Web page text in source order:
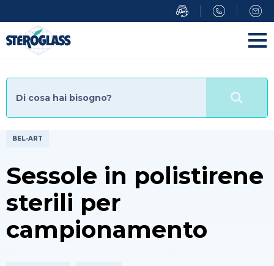
al
contenuto
principale
BEL-ART
Sessole in polistirene
sterili per
campionamento